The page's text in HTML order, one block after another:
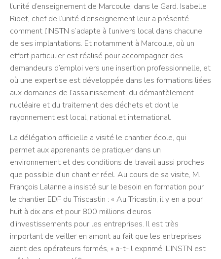
l’unité d’enseignement de Marcoule, dans le Gard. Isabelle
Ribet, chef de l’unité d’enseignement leur a présenté
comment l’INSTN s’adapte à l’univers local dans chacune
de ses implantations. Et notamment à Marcoule, où un
effort particulier est réalisé pour accompagner des
demandeurs d’emploi vers une insertion professionnelle, et
où une expertise est développée dans les formations liées
aux domaines de l’assainissement, du démantèlement
nucléaire et du traitement des déchets et dont le
rayonnement est local, national et international.
La délégation officielle a visité le chantier école, qui
permet aux apprenants de pratiquer dans un
environnement et des conditions de travail aussi proches
que possible d’un chantier réel. Au cours de sa visite, M.
François Lalanne a insisté sur le besoin en formation pour
le chantier EDF du Triscastin : « Au Tricastin, il y en a pour
huit à dix ans et pour 800 millions d’euros
d’investissements pour les entreprises. Il est très
important de veiller en amont au fait que les entreprises
aient des opérateurs formés, » a-t-il exprimé. L’INSTN est